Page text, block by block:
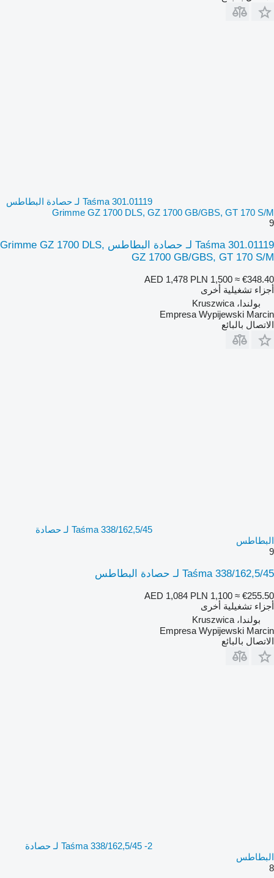
Taśma 301.01119 لـ حصادة البطاطس
Grimme GZ 1700 DLS, GZ 1700 GB/GBS, GT 170 S/M
9
Taśma 301.01119 لـ حصادة البطاطس Grimme GZ 1700 DLS,
GZ 1700 GB/GBS, GT 170 S/M
AED 1,478 PLN 1,500 ≈ €348.40
أجزاء تشغيلية أخرى
بولندا، Kruszwica
Empresa Wypijewski Marcin
الاتصال بالبائع
Taśma 338/162,5/45 لـ حصادة
البطاطس
9
Taśma 338/162,5/45 لـ حصادة البطاطس
AED 1,084 PLN 1,100 ≈ €255.50
أجزاء تشغيلية أخرى
بولندا، Kruszwica
Empresa Wypijewski Marcin
الاتصال بالبائع
Taśma 338/162,5/45 -2 لـ حصادة
البطاطس
8